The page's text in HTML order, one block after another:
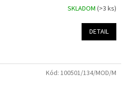
SKLADOM (>3 ks)
DETAIL
Kód: 100501/134/MOD/M